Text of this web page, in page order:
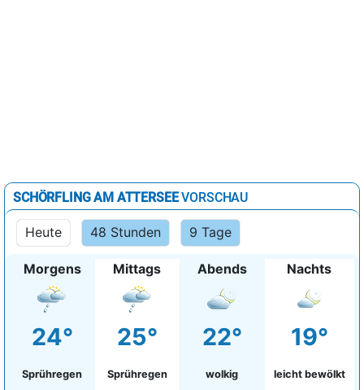
SCHÖRFLING AM ATTERSEEVORSCHAU
Heute 48 Stunden 9 Tage
Morgens
24°
Sprühregen
Mittags
25°
Sprühregen
Abends
22°
wolkig
Nachts
19°
leicht bewölkt